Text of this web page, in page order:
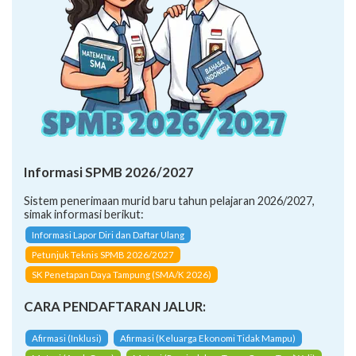
Informasi SPMB 2026/2027
Sistem penerimaan murid baru tahun pelajaran 2026/2027,
simak informasi berikut:
Informasi Lapor Diri dan Daftar Ulang
Petunjuk Teknis SPMB 2026/2027
SK Penetapan Daya Tampung (SMA/K 2026)
CARA PENDAFTARAN JALUR:
Afirmasi (Inklusi)
Afirmasi (Keluarga Ekonomi Tidak Mampu)